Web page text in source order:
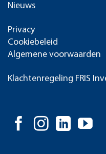
Nieuws
Privacy
Cookiebeleid
Algemene voorwaarden
Klachtenregeling FRIS